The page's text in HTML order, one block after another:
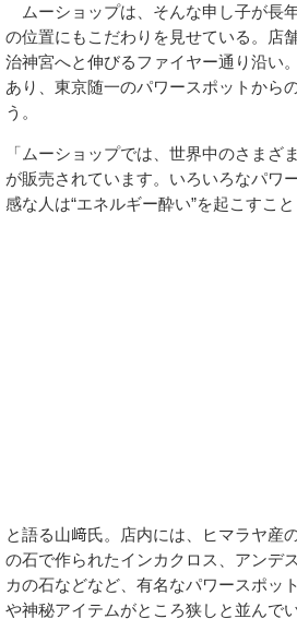
ムーショップは、そんな申し子が長
の位置にもこだわりを見せている。店
治神宮へと伸びるファイヤー通り沿い
あり、東京随一のパワースポットから
う。
「ムーショップでは、世界中のさまざ
が販売されています。いろいろなパワ
感な人は“エネルギー酔い”を起こすこと
と語る山﨑氏。店内には、ヒマラヤ産
の石で作られたインカクロス、アンデ
カの石などなど、有名なパワースポッ
や神秘アイテムがところ狭しと並んで